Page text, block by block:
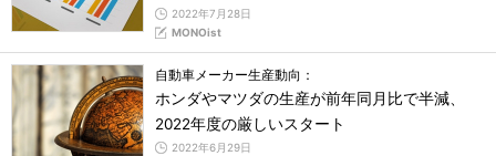
2022年7月28日
MONOist
自動車メーカー生産動向：
ホンダやマツダの生産が前年同月比で半減、
2022年度の厳しいスタート
2022年6月29日